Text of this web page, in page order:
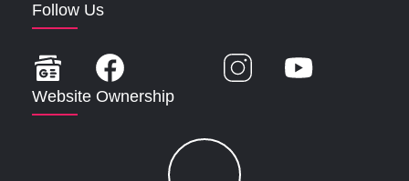
Follow Us
Website Ownership